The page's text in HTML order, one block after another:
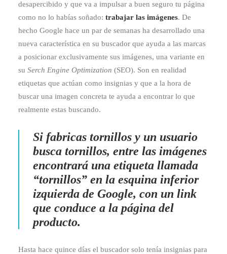
desapercibido y que va a impulsar a buen seguro tu página
como no lo habías soñado: trabajar las imágenes. De
hecho Google hace un par de semanas ha desarrollado una
nueva característica en su buscador que ayuda a las marcas
a posicionar exclusivamente sus imágenes, una variante en
su Serch Engine Optimization (SEO). Son en realidad
etiquetas que actúan como insignias y que a la hora de
buscar una imagen concreta te ayuda a encontrar lo que
realmente estas buscando.
Si fabricas tornillos y un usuario
busca tornillos, entre las imágenes
encontrará una etiqueta llamada
“tornillos” en la esquina inferior
izquierda de Google, con un link
que conduce a la página del
producto.
Hasta hace quince días el buscador solo tenía insignias para